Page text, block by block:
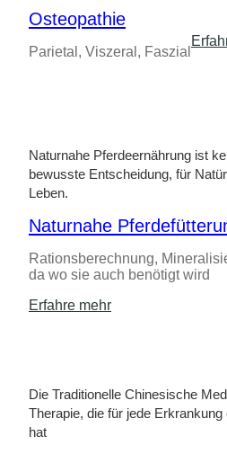
Osteopathie
Parietal, Viszeral, Faszial
Naturnahe Pferdeernährung ist
bewusste Entscheidung, für
Leben.
Naturnahe
Rationsberechnung,
da wo sie auch benötigt wird
Erfahre mehr
Die Traditionelle Chinesische
Therapie, die für jede
hat